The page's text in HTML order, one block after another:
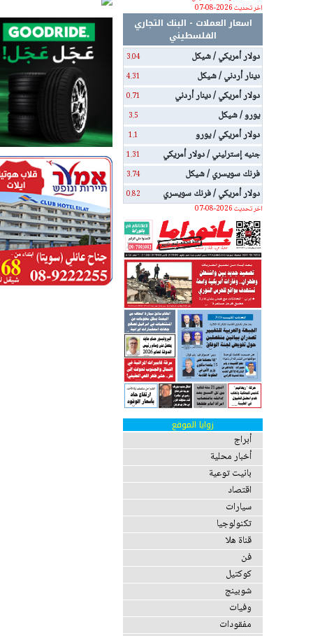
اخر تحديث 2026-08-07
اسعار العملات - البنك التجاري
الفلسطيني
دولار أمريكي / شيكل
3.04
دينار أردني / شيكل 4.31
دولار أمريكي / دينار أردني 0.71
يورو / شيكل 3.5
دولار أمريكي / يورو 1.1
جنيه إسترليني / دولار أمريكي 1.31
فرنك سويسري / شيكل 3.74
دولار أمريكي / فرنك سويسري
0.82
اخر تحديث 2026-08-07
زوايا الموقع
أبراج
أخبار محلية
بانيت توعية
اقتصاد
سيارات
تكنولوجيا
قناة هلا
فن
كوكتيل
شوبينج
وفيات
مفقودات